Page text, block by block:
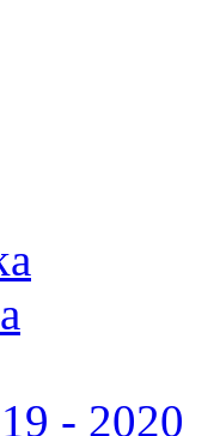
- 2020